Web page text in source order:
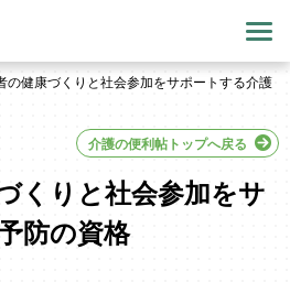
の健康づくりと社会参加をサポートする介護
介護の便利帖トップへ戻る
くりと社会参加をサ
防の資格